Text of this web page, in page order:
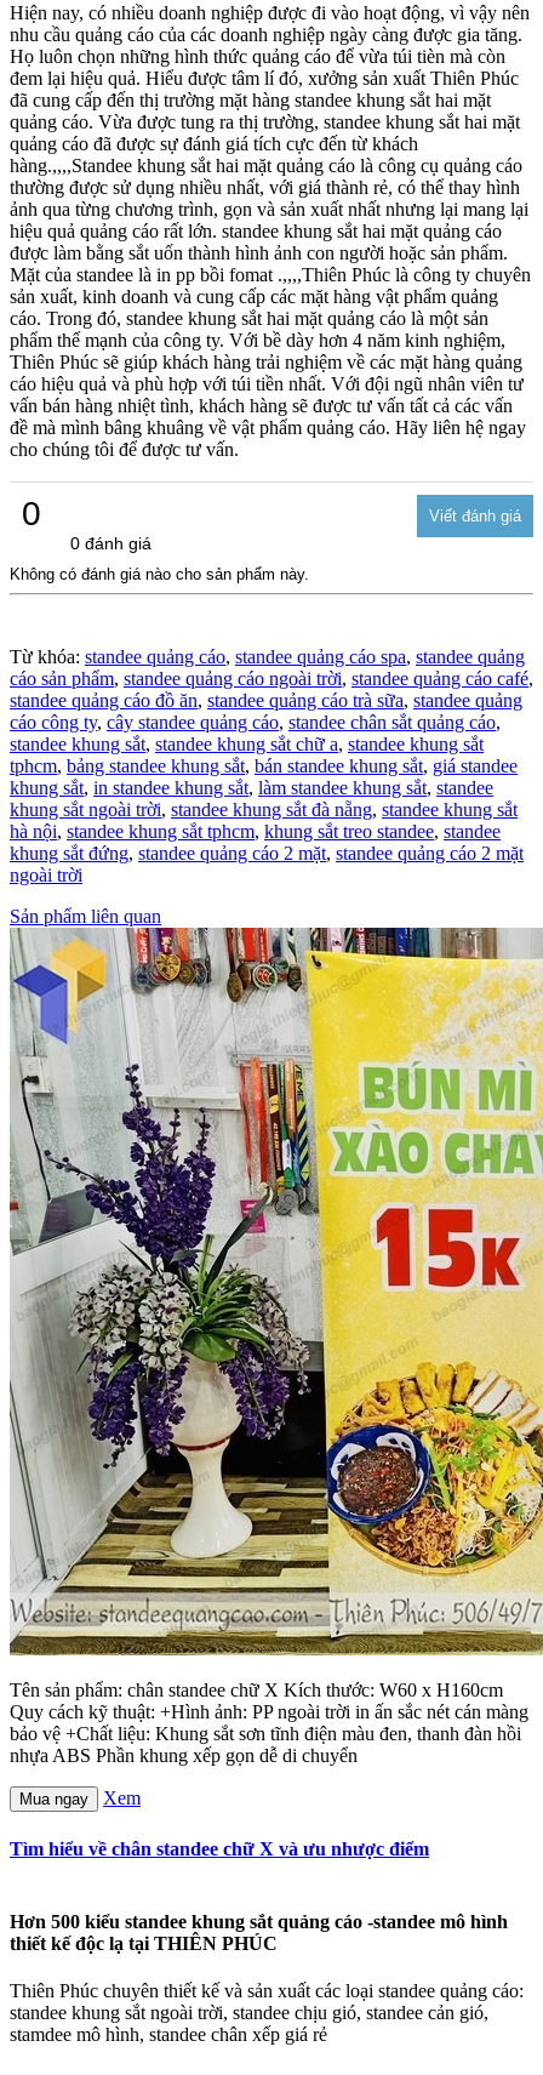
Hiện nay, có nhiều doanh nghiệp được đi vào hoạt động, vì vậy nên
nhu cầu quảng cáo của các doanh nghiệp ngày càng được gia tăng.
Họ luôn chọn những hình thức quảng cáo để vừa túi tièn mà còn
đem lại hiệu quả. Hiểu được tâm lí đó, xưởng sản xuất Thiên Phúc
đã cung cấp đến thị trường mặt hàng standee khung sắt hai mặt
quảng cáo. Vừa được tung ra thị trường, standee khung sắt hai mặt
quảng cáo đã được sự đánh giá tích cực đến từ khách
hàng.,,,,Standee khung sắt hai mặt quảng cáo là công cụ quảng cáo
thường được sử dụng nhiều nhất, với giá thành rẻ, có thể thay hình
ảnh qua từng chương trình, gọn và sản xuất nhất nhưng lại mang lại
hiệu quả quảng cáo rất lớn. standee khung sắt hai mặt quảng cáo
được làm bằng sắt uốn thành hình ảnh con người hoặc sản phẩm.
Mặt của standee là in pp bồi fomat .,,,,Thiên Phúc là công ty chuyên
sản xuất, kinh doanh và cung cấp các mặt hàng vật phẩm quảng
cáo. Trong đó, standee khung sắt hai mặt quảng cáo là một sản
phẩm thế mạnh của công ty. Với bề dày hơn 4 năm kinh nghiệm,
Thiên Phúc sẽ giúp khách hàng trải nghiệm về các mặt hàng quảng
cáo hiệu quả và phù hợp với túi tiền nhất. Với đội ngũ nhân viên tư
vấn bán hàng nhiệt tình, khách hàng sẽ được tư vấn tất cả các vấn
đề mà mình bâng khuâng về vật phẩm quảng cáo. Hãy liên hệ ngay
cho chúng tôi để được tư vấn.
0
0 đánh giá
Không có đánh giá nào cho sản phẩm này.
Từ khóa: standee quảng cáo, standee quảng cáo spa, standee quảng
cáo sản phẩm, standee quảng cáo ngoài trời, standee quảng cáo café,
standee quảng cáo đồ ăn, standee quảng cáo trà sữa, standee quảng
cáo công ty, cây standee quảng cáo, standee chân sắt quảng cáo,
standee khung sắt, standee khung sắt chữ a, standee khung sắt
tphcm, bảng standee khung sắt, bán standee khung sắt, giá standee
khung sắt, in standee khung sắt, làm standee khung sắt, standee
khung sắt ngoài trời, standee khung sắt đà nẵng, standee khung sắt
hà nội, standee khung sắt tphcm, khung sắt treo standee, standee
khung sắt đứng, standee quảng cáo 2 mặt, standee quảng cáo 2 mặt
ngoài trời
Sản phẩm liên quan
Tên sản phẩm: chân standee chữ X Kích thước: W60 x H160cm
Quy cách kỹ thuật: +Hình ảnh: PP ngoài trời in ấn sắc nét cán màng
bảo vệ +Chất liệu: Khung sắt sơn tĩnh điện màu đen, thanh đàn hồi
nhựa ABS Phần khung xếp gọn dễ di chuyển
Mua ngay Xem
Tìm hiểu về chân standee chữ X và ưu nhược điểm
Hơn 500 kiểu standee khung sắt quảng cáo -standee mô hình
thiết kế độc lạ tại THIÊN PHÚC
Thiên Phúc chuyên thiết kế và sản xuất các loại standee quảng cáo:
standee khung sắt ngoài trời, standee chịu gió, standee cản gió,
stamdee mô hình, standee chân xếp giá rẻ